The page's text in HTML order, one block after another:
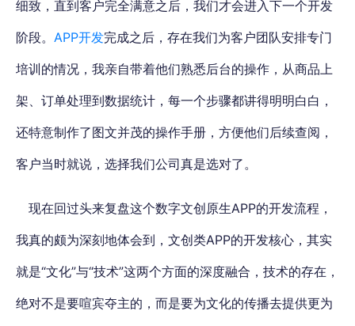
细致，直到客户完全满意之后，我们才会进入下一个开发
阶段。 APP开发完成之后，存在我们为客户团队安排专门
培训的情况，我亲自带着他们熟悉后台的操作，从商品上
架、订单处理到数据统计，每一个步骤都讲得明明白白，
还特意制作了图文并茂的操作手册，方便他们后续查阅，
客户当时就说，选择我们公司真是选对了。
现在回过头来复盘这个数字文创原生APP的开发流程，
我真的颇为深刻地体会到，文创类APP的开发核心，其实
就是“文化”与“技术”这两个方面的深度融合，技术的存在，
绝对不是要喧宾夺主的，而是要为文化的传播去提供更为